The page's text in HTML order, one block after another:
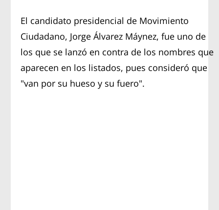
El candidato presidencial de Movimiento
Ciudadano, Jorge Álvarez Máynez, fue uno de
los que se lanzó en contra de los nombres que
aparecen en los listados, pues consideró que
"van por su hueso y su fuero".